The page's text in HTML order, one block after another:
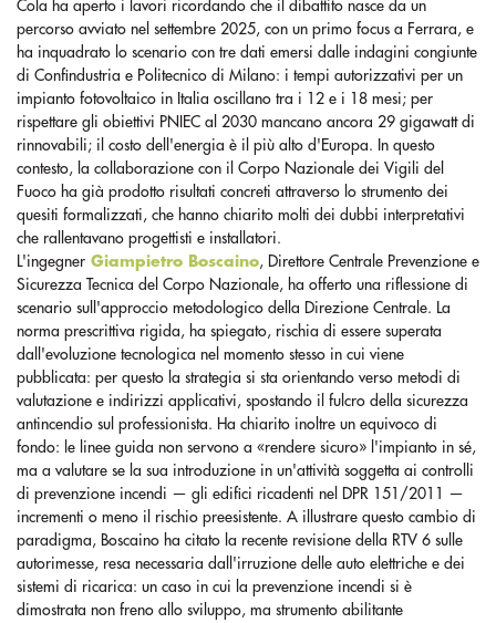
Cola ha aperto i lavori ricordando che il dibattito nasce da un
percorso avviato nel settembre 2025, con un primo focus a Ferrara, e
ha inquadrato lo scenario con tre dati emersi dalle indagini congiunte
di Confindustria e Politecnico di Milano: i tempi autorizzativi per un
impianto fotovoltaico in Italia oscillano tra i 12 e i 18 mesi; per
rispettare gli obiettivi PNIEC al 2030 mancano ancora 29 gigawatt di
rinnovabili; il costo dell'energia è il più alto d'Europa. In questo
contesto, la collaborazione con il Corpo Nazionale dei Vigili del
Fuoco ha già prodotto risultati concreti attraverso lo strumento dei
quesiti formalizzati, che hanno chiarito molti dei dubbi interpretativi
che rallentavano progettisti e installatori.
L'ingegner Giampietro Boscaino , Direttore Centrale Prevenzione e
Sicurezza Tecnica del Corpo Nazionale, ha offerto una riflessione di
scenario sull'approccio metodologico della Direzione Centrale. La
norma prescrittiva rigida, ha spiegato, rischia di essere superata
dall'evoluzione tecnologica nel momento stesso in cui viene
pubblicata: per questo la strategia si sta orientando verso metodi di
valutazione e indirizzi applicativi, spostando il fulcro della sicurezza
antincendio sul professionista. Ha chiarito inoltre un equivoco di
fondo: le linee guida non servono a «rendere sicuro» l'impianto in sé,
ma a valutare se la sua introduzione in un'attività soggetta ai controlli
di prevenzione incendi — gli edifici ricadenti nel DPR 151/2011 —
incrementi o meno il rischio preesistente. A illustrare questo cambio di
paradigma, Boscaino ha citato la recente revisione della RTV 6 sulle
autorimesse, resa necessaria dall'irruzione delle auto elettriche e dei
sistemi di ricarica: un caso in cui la prevenzione incendi si è
dimostrata non freno allo sviluppo, ma strumento abilitante